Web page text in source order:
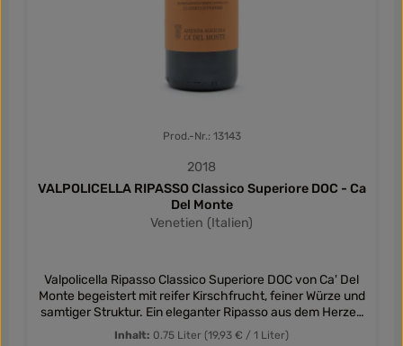
Prod.-Nr.: 13143
2018
VALPOLICELLA RIPASSO Classico Superiore DOC - Ca
Del Monte
Venetien (Italien)
Valpolicella Ripasso Classico Superiore DOC von Ca' Del
Monte begeistert mit reifer Kirschfrucht, feiner Würze und
samtiger Struktur. Ein eleganter Ripasso aus dem Herzen
Venetiens.
Inhalt: 0.75 Liter (19,93 € / 1 Liter)